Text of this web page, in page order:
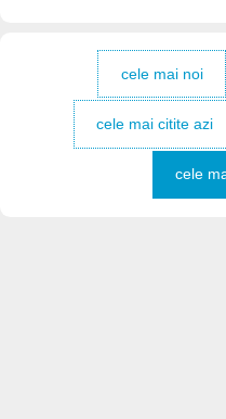
cele mai noi
cele mai citite azi
cele